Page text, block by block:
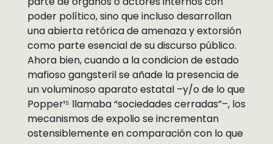
poder político, sino que incluso desarrollan
una abierta retórica de amenaza y extorsión
como parte esencial de su discurso público.
Ahora bien, cuando a la condicion de estado
mafioso gangsteril se añade la presencia de
un voluminoso aparato estatal –y/o de lo que
Popper¹⁵ llamaba “sociedades cerradas”–, los
mecanismos de expolio se incrementan
ostensiblemente en comparación con lo que